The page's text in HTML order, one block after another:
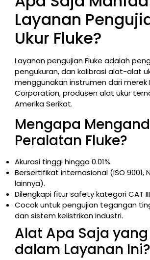
Layanan
Ukur Fluke?
Layanan pengujian Fluke adalah
pengukuran, dan kalibrasi alat-alat
menggunakan instrumen dari merek
Corporation, produsen alat ukur
Amerika Serikat.
Mengapa
Peralatan Fluke?
Akurasi tinggi hingga 0.01%.
Bersertifikat internasional (ISO 9001,
lainnya).
Dilengkapi fitur safety kategori CAT
Cocok untuk pengujian tegangan
dan sistem kelistrikan industri.
Alat Apa Saja
dalam Layanan Ini?